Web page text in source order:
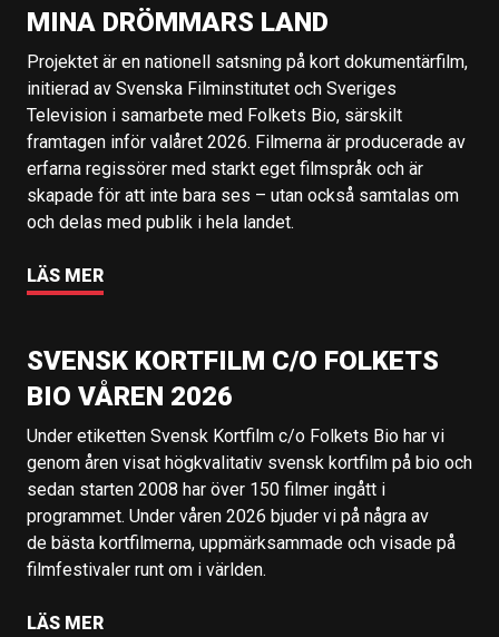
MINA DRÖMMARS LAND
Projektet är en nationell satsning på kort dokumentärfilm,
initierad av Svenska Filminstitutet och Sveriges
Television i samarbete med Folkets Bio, särskilt
framtagen inför valåret 2026. Filmerna är producerade av
erfarna regissörer med starkt eget filmspråk och är
skapade för att inte bara ses – utan också samtalas om
och delas med publik i hela landet.
LÄS MER
SVENSK KORTFILM C/O FOLKETS
BIO VÅREN 2026
Under etiketten Svensk Kortfilm c/o Folkets Bio har vi
genom åren visat högkvalitativ svensk kortfilm på bio och
sedan starten 2008 har över 150 filmer ingått i
programmet. Under våren 2026 bjuder vi på några av
de bästa kortfilmerna, uppmärksammade och visade på
filmfestivaler runt om i världen.
LÄS MER